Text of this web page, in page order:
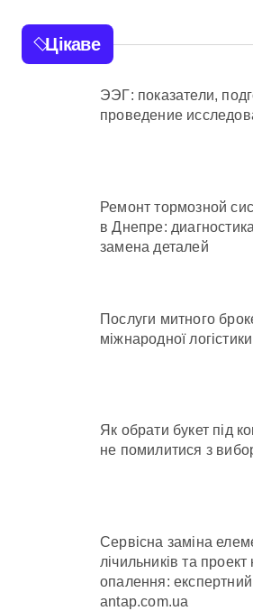
Цікаве
ЭЭГ: показатели,
проведение
Ремонт тормозной
в Днепре:
замена деталей
Послуги митного
міжнародної логістики
Як обрати букет під
не помилитися з
Сервісна заміна
лічильників та
опалення:
antap.com.ua